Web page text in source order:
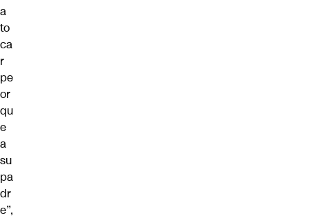
a
to
ca
r
pe
or
qu
e
a
su
pa
dr
e”,